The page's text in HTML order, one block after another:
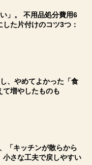
」。 不用品処分費用6
た片付けのコツ3つ：
、やめてよかった「食
て増やしたものも
「キッチンが散らから
さな工夫で戻しやすい